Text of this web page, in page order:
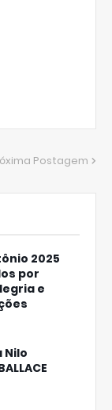
Postagem
2025
por
e
Nilo